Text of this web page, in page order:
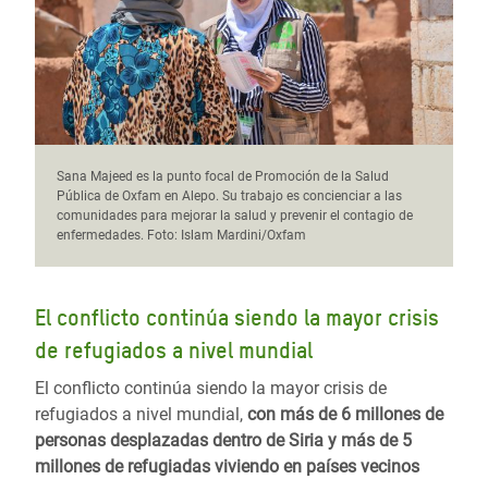
Sana Majeed es la punto focal de Promoción de la Salud
Pública de Oxfam en Alepo. Su trabajo es concienciar a las
comunidades para mejorar la salud y prevenir el contagio de
enfermedades. Foto: Islam Mardini/Oxfam
El conflicto continúa siendo la mayor crisis
de refugiados a nivel mundial
El conflicto continúa siendo la mayor crisis de
refugiados a nivel mundial, con más de 6 millones de
personas desplazadas dentro de Siria y más de 5
millones de refugiadas viviendo en países vecinos